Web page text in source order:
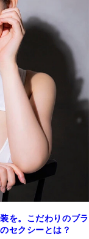
を。こだわりのブラ
セクシーとは？